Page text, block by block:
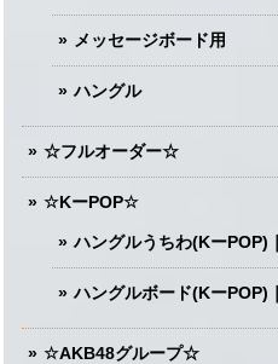
メッセージボード用
ハングル
☆フルオーダー☆
☆KーPOP☆
ハングルうちわ(KーPOP)
ハングルボード(KーPOP)
☆AKB48グループ☆